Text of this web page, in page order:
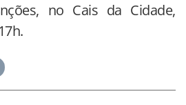
no Cais da Cidade,